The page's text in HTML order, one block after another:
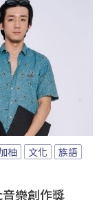
柚 文化
族語
樂創作獎